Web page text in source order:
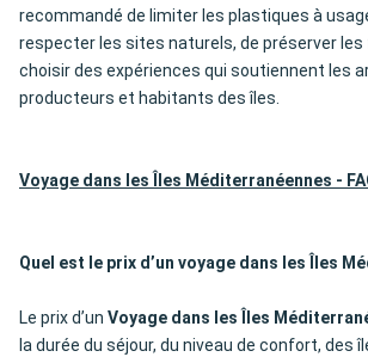
recommandé de limiter les plastiques à
respecter les sites naturels, de préserver
choisir des expériences qui soutiennent les
producteurs et habitants des îles.
Voyage dans les Îles Méditerranéennes -
Quel est le prix d’un voyage dans les Îles
Le prix d’un Voyage dans les Îles
la durée du séjour, du niveau de confort, des